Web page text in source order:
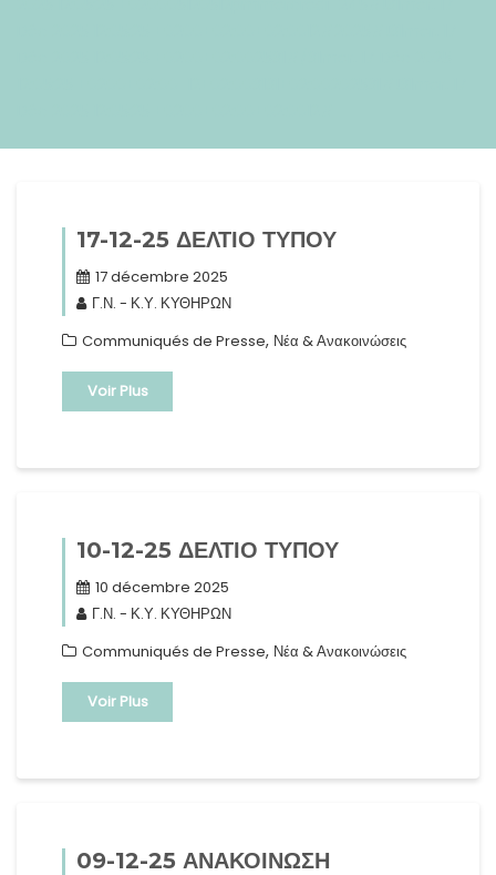
17-12-25 ΔΕΛΤΙΟ ΤΥΠΟΥ
17 décembre 2025
Γ.Ν. - Κ.Υ. ΚΥΘΗΡΩΝ
Communiqués de Presse, Νέα & Ανακοινώσεις
Voir Plus
10-12-25 ΔΕΛΤΙΟ ΤΥΠΟΥ
10 décembre 2025
Γ.Ν. - Κ.Υ. ΚΥΘΗΡΩΝ
Communiqués de Presse, Νέα & Ανακοινώσεις
Voir Plus
09-12-25 ΑΝΑΚΟΙΝΩΣΗ